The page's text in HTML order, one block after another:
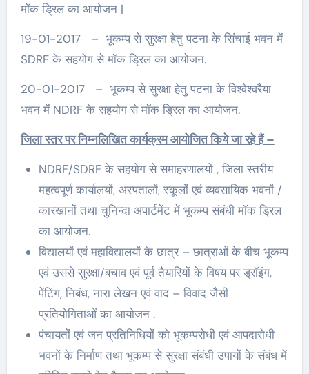
मॉक ड्रिल का आयोजन |
19-01-2017 – भूकम्प से सुरक्षा हेतु पटना के सिंचाई भवन में
SDRF के सहयोग से मॉक ड्रिल का आयोजन.
20-01-2017 – भूकम्प से सुरक्षा हेतु पटना के विश्वेश्वरैया
भवन में NDRF के सहयोग से मॉक ड्रिल का आयोजन.
जिला स्तर पर निम्नलिखित कार्यक्रम आयोजित किये जा रहे हैं –
NDRF/SDRF के सहयोग से समाहरणालयों , जिला स्तरीय
महत्वपूर्ण कार्यालयों, अस्पतालों, स्कूलों एवं व्यवसायिक भवनों /
कारखानों तथा चुनिन्दा अपार्टमेंट में भूकम्प संबंधी मॉक ड्रिल
का आयोजन.
विद्यालयों एवं महाविद्यालयों के छात्र – छात्राओं के बीच भूकम्प
एवं उससे सुरक्षा/बचाव एवं पूर्व तैयारियों के विषय पर ड्रॉइंग,
पेंटिंग, निबंध, नारा लेखन एवं वाद – विवाद जैसी
प्रतियोगिताओं का आयोजन .
पंचायतों एवं जन प्रतिनिधियों को भूकम्परोधी एवं आपदारोधी
भवनों के निर्माण तथा भूकम्प से सुरक्षा संबंधी उपायों के संबंध में